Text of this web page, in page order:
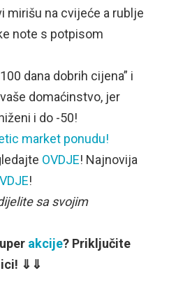
mirišu na cvijeće a rublje
note s potpisom
dana dobrih cijena” i
domaćinstvo, jer
i do -50!
market ponudu!
OVDJE! Najnovija
!
sa svojim
akcije? Priključite
⇓⇓